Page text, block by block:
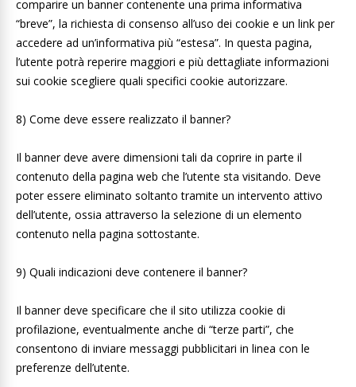
comparire un banner contenente una prima informativa
“breve”, la richiesta di consenso all’uso dei cookie e un link per
accedere ad un’informativa più “estesa”. In questa pagina,
l’utente potrà reperire maggiori e più dettagliate informazioni
sui cookie scegliere quali specifici cookie autorizzare.
8) Come deve essere realizzato il banner?
Il banner deve avere dimensioni tali da coprire in parte il
contenuto della pagina web che l’utente sta visitando. Deve
poter essere eliminato soltanto tramite un intervento attivo
dell’utente, ossia attraverso la selezione di un elemento
contenuto nella pagina sottostante.
9) Quali indicazioni deve contenere il banner?
Il banner deve specificare che il sito utilizza cookie di
profilazione, eventualmente anche di “terze parti”, che
consentono di inviare messaggi pubblicitari in linea con le
preferenze dell’utente.